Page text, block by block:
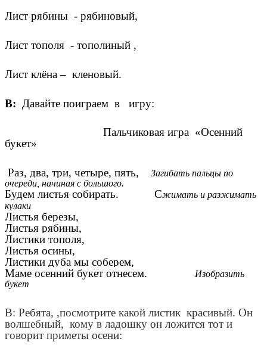
Лист рябины - рябиновый,
Лист тополя - тополиный ,
Лист клёна – кленовый.
В: Давайте поиграем в игру:
Пальчиковая игра «Осенний
букет»
Раз, два, три, четыре, пять,
Загибать пальцы по
очереди, начиная с большого.
Будем листья собирать. Сжимать и разжимать
кулаки
Листья березы,
Листья рябины,
Листики тополя,
Листья осины,
Листики дуба мы соберем,
Маме осенний букет отнесем.
Изобразить
букет
В: Ребята, ,посмотрите какой листик красивый. Он
волшебный, кому в ладошку он ложится тот и
говорит приметы осени: